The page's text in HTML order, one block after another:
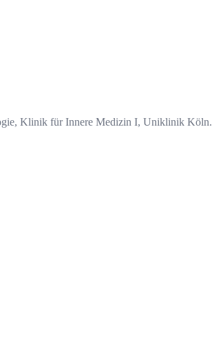
Klinik für Innere Medizin I, Uniklinik Köln.